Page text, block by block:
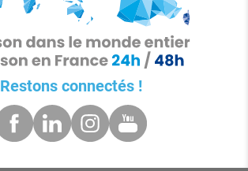
Restons connectés !